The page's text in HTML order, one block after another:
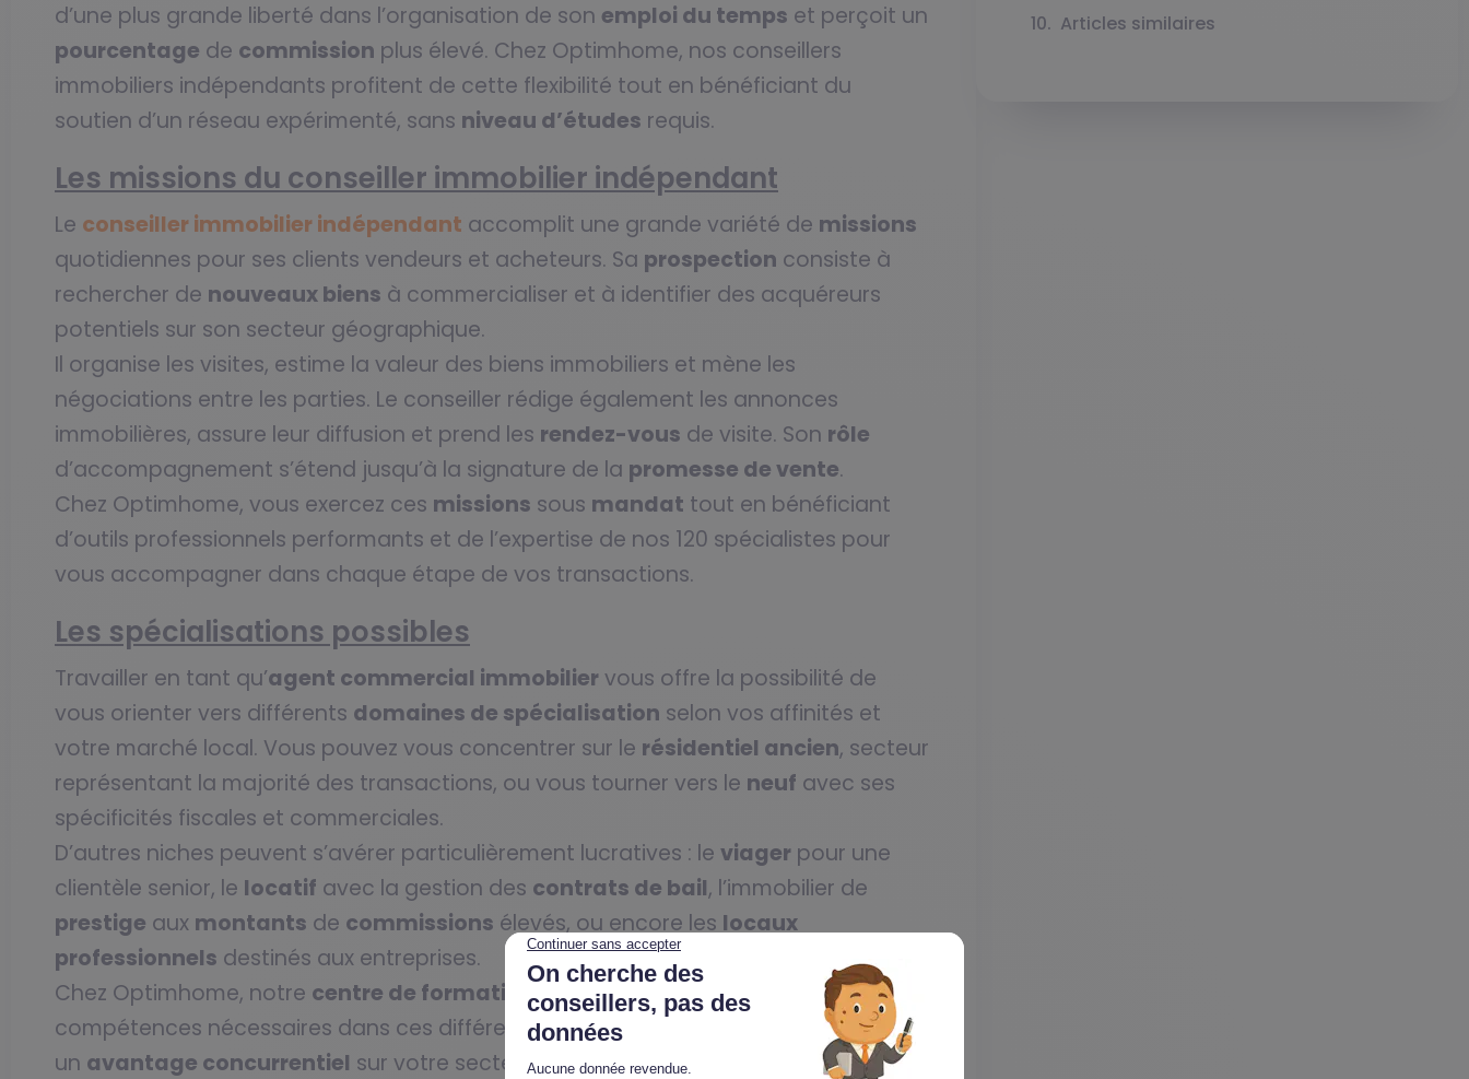
d’une plus grande liberté dans l’organisation de son emploi du temps et perçoit un
pourcentage de commission plus élevé. Chez Optimhome, nos conseillers
immobiliers indépendants profitent de cette flexibilité tout en bénéficiant du
soutien d’un réseau expérimenté, sans niveau d’études requis.
Les missions du conseiller immobilier indépendant
Le conseiller immobilier indépendant accomplit une grande variété de missions
quotidiennes pour ses clients vendeurs et acheteurs. Sa prospection consiste à
rechercher de nouveaux biens à commercialiser et à identifier des acquéreurs
potentiels sur son secteur géographique.
Il organise les visites, estime la valeur des biens immobiliers et mène les
négociations entre les parties. Le conseiller rédige également les annonces
immobilières, assure leur diffusion et prend les rendez-vous de visite. Son rôle
d’accompagnement s’étend jusqu’à la signature de la promesse de vente.
Chez Optimhome, vous exercez ces missions sous mandat tout en bénéficiant
d’outils professionnels performants et de l’expertise de nos 120 spécialistes pour
vous accompagner dans chaque étape de vos transactions.
Les spécialisations possibles
Travailler en tant qu’agent commercial immobilier vous offre la possibilité de
vous orienter vers différents domaines de spécialisation selon vos affinités et
votre marché local. Vous pouvez vous concentrer sur le résidentiel ancien, secteur
représentant la majorité des transactions, ou vous tourner vers le neuf avec ses
spécificités fiscales et commerciales.
D’autres niches peuvent s’avérer particulièrement lucratives : le viager pour une
clientèle senior, le locatif avec la gestion des contrats de bail, l’immobilier de
prestige aux montants de commissions élevés, ou encore les locaux
professionnels destinés aux entreprises.
Chez Optimhome, notre centre de formationvous permet d’acquérir les
compétences nécessaires dans ces différentes spécialisations, vous donnant ainsi
un avantage concurrentiel sur votre secteur, ou encore de vous
former au métier
Articles similaires